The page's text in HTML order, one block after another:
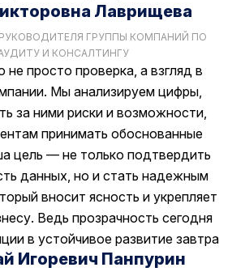
Лаврищева
ГРУППЫ КОМПАНИЙ ПО
И КОНСАЛТИНГУ
просто проверка, а взгляд в
Мы анализируем цифры,
за ними риски и возможности,
принимать обоснованные
цель — не только подтвердить
данных, но и стать надежным
вносит ясность и укрепляет
Ведь прозрачность сегодня
в устойчивое развитие завтра
Игоревич Панпурин